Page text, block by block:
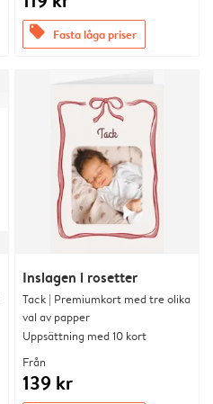
offers Fasta låga priser
Inslagen i rosetter
Tack | Premiumkort med tre olika
val av papper
Uppsättning med 10 kort
Från
139 kr